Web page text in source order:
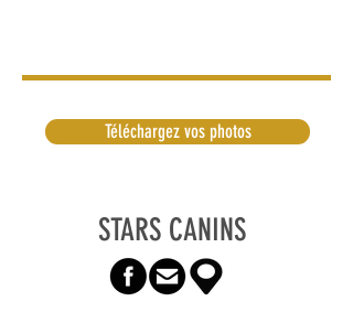
Téléchargez vos photos
STARS CANINS